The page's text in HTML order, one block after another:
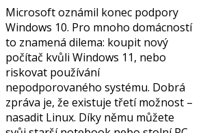
Microsoft oznámil konec podpory
Windows 10. Pro mnoho domácností
to znamená dilema: koupit nový
počítač kvůli Windows 11, nebo
riskovat používání
nepodporovaného systému. Dobrá
zpráva je, že existuje třetí možnost –
nasadit Linux. Díky němu můžete